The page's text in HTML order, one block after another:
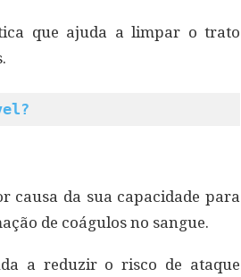
que ajuda a limpar o trato
causa da sua capacidade para
de coágulos no sangue.
a reduzir o risco de ataque